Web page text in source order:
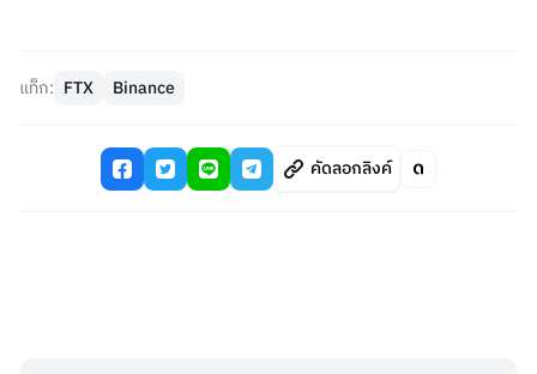
แท็ก: FTX Binance
คัดลอกลิงค์